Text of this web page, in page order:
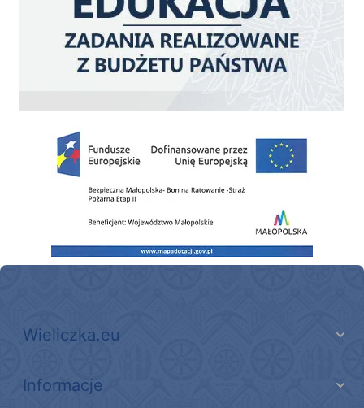
Zakup fabrycznie nowego, średniego samochodu ratowniczo-gaśniczego z
Wieliczka.eu
Informacje